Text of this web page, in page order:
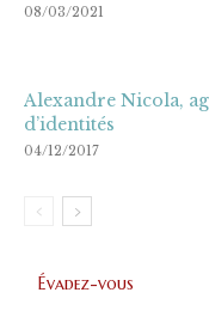
08/03/2021
Alexandre Nicola,
d’identités
04/12/2017
Évadez-vous